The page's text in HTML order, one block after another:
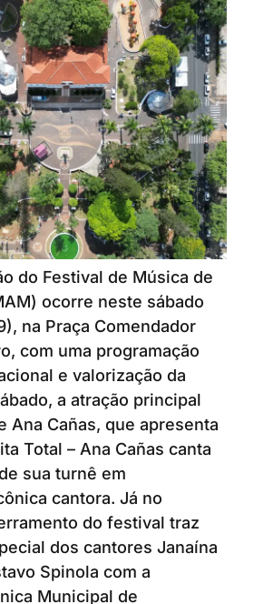
do Festival de Música de
ocorre neste sábado
na Praça Comendador
com uma programação
e valorização da
a atração principal
Ana Cañas, que apresenta
Total – Ana Cañas canta
sua turnê em
cantora. Já no
do festival traz
dos cantores Janaína
Spinola com a
Municipal de